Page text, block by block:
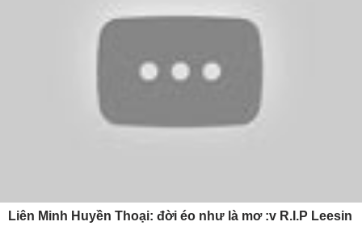
Liên Minh Huyền Thoại: đời éo như là mơ :v R.I.P Leesin